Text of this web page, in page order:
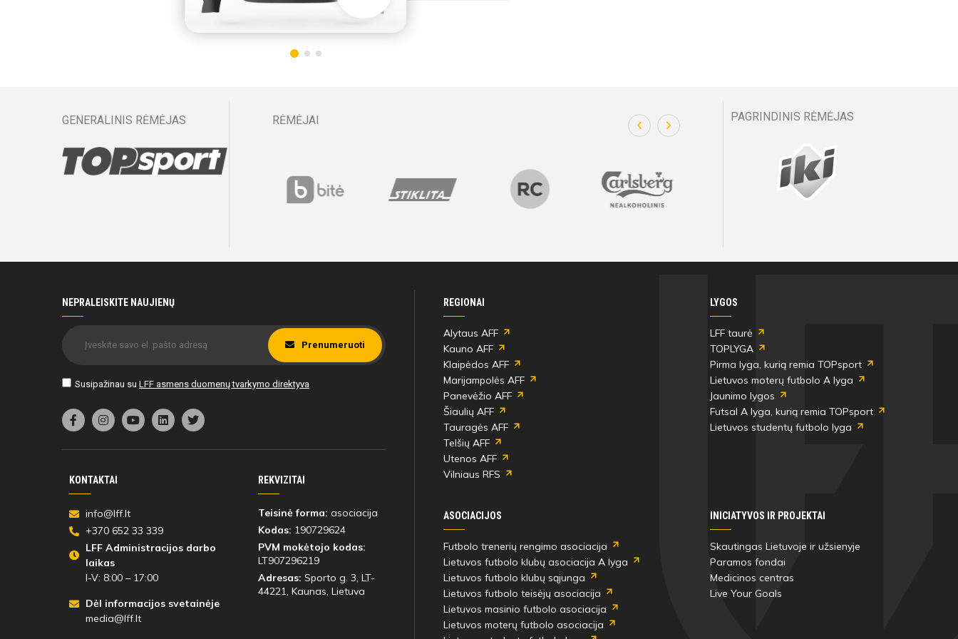
GENERALINIS RĖMĖJAS RĖMĖJAI PAGRINDINIS RĖMĖJAS
NEPRALEISKITE NAUJIENŲ
Susipažinau su LFF asmens duomenų tvarkymo direktyva
Prenumeruoti
KONTAKTAI
info@lff.lt
+370 652 33 339
LFF Administracijos darbo
laikas
I-V: 8:00 – 17:00
Dėl informacijos svetainėje
media@lff.lt
REKVIZITAI
Teisinė forma: asociacija
Kodas: 190729624
PVM mokėtojo kodas:
LT907296219
Adresas: Sporto g. 3, LT-
44221, Kaunas, Lietuva
REGIONAI
Alytaus AFF
Kauno AFF
Klaipėdos AFF
Marijampolės AFF
Panevėžio AFF
Šiaulių AFF
Tauragės AFF
Telšių AFF
Utenos AFF
Vilniaus RFS
LYGOS
LFF taurė
TOPLYGA
Pirma lyga, kurią remia TOPsport
Lietuvos moterų futbolo A lyga
Jaunimo lygos
Futsal A lyga, kurią remia TOPsport
Lietuvos studentų futbolo lyga
ASOCIACIJOS
Futbolo trenerių rengimo asociacija
Lietuvos futbolo klubų asociacija A lyga
Lietuvos futbolo klubų sąjunga
Lietuvos futbolo teisėjų asociacija
Lietuvos masinio futbolo asociacija
Lietuvos moterų futbolo asociacija
INICIATYVOS IR PROJEKTAI
Skautingas Lietuvoje ir užsienyje
Paramos fondai
Medicinos centras
Live Your Goals